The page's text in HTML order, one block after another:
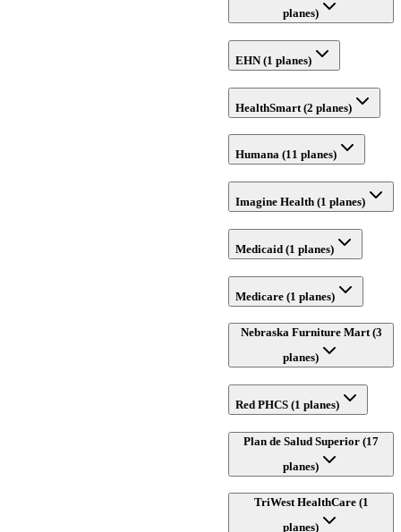
planes)
EHN (1 planes)
HealthSmart (2 planes)
Humana (11 planes)
Imagine Health (1 planes)
Medicaid (1 planes)
Medicare (1 planes)
Nebraska Furniture Mart (3
planes)
Red PHCS (1 planes)
Plan de Salud Superior (17
planes)
TriWest HealthCare (1
planes)